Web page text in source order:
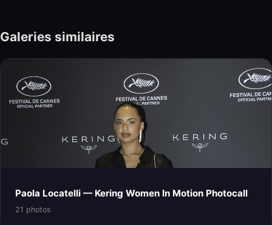
Galeries similaires
Paola Locatelli — Kering Women In Motion Photocall
21 photos